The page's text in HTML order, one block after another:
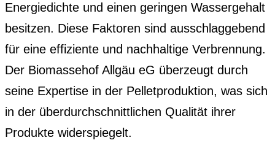
Energiedichte und einen geringen Wassergehalt
besitzen. Diese Faktoren sind ausschlaggebend
für eine effiziente und nachhaltige Verbrennung.
Der Biomassehof Allgäu eG überzeugt durch
seine Expertise in der Pelletproduktion, was sich
in der überdurchschnittlichen Qualität ihrer
Produkte widerspiegelt.